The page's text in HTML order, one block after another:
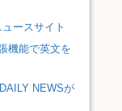
ースサイト
機能で英文を
NEWSが